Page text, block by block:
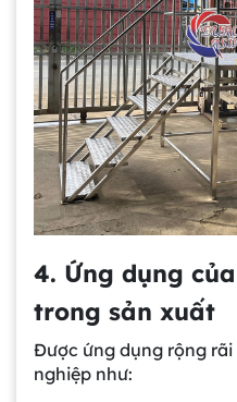
4. Ứng dụng
trong sản xuất
Được ứng dụng rộng
nghiệp như: